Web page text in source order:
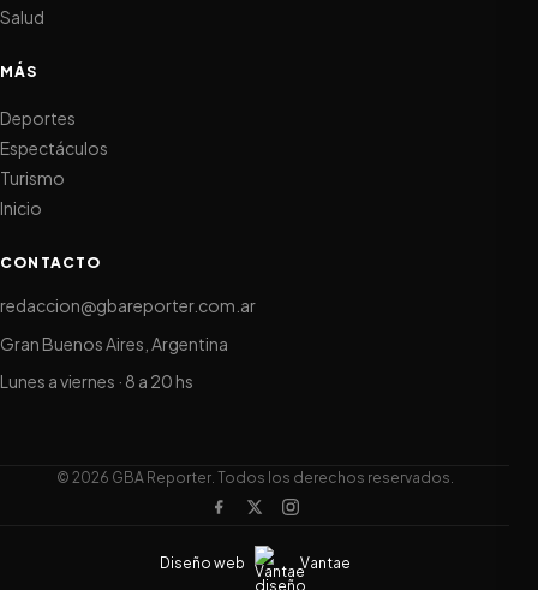
Salud
MÁS
Deportes
Espectáculos
Turismo
Inicio
CONTACTO
redaccion@gbareporter.com.ar
Gran Buenos Aires, Argentina
Lunes a viernes · 8 a 20 hs
© 2026 GBA Reporter. Todos los derechos reservados.
Diseño web Vantae